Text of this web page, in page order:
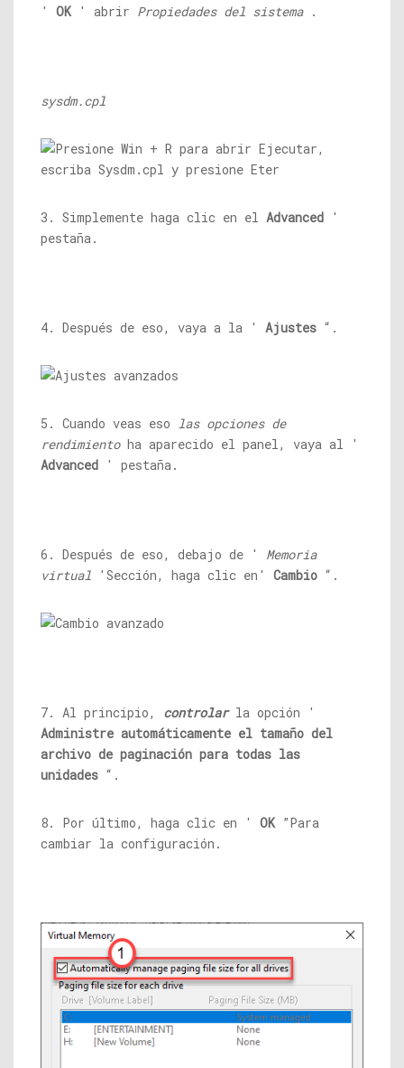
' OK' abrir Propiedades del sistema.
sysdm.cpl
3. Simplemente haga clic en el Advanced '
pestaña.
4. Después de eso, vaya a la ' Ajustes “.
5. Cuando veas eso las opciones de
rendimientoha aparecido el panel, vaya al '
Advanced ' pestaña.
6. Después de eso, debajo de ' Memoria
virtual 'Sección, haga clic en' Cambio “.
7. Al principio, controlar la opción '
Administre automáticamente el tamaño del
archivo de paginación para todas las
unidades “.
8. Por último, haga clic en ' OK”Para
cambiar la configuración.